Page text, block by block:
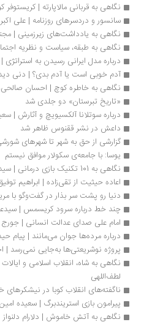
نگاهی به قربانی مالاپارته | کریستوفر کوکر
سانسور و دردسرهای روزنامه | علی اکبر دهخدا
نگاهی به یادداشت‌های زیرزمینی | مجتبا
نگاهی به طبقه، سیاست و نظریه اجتماعی |
درباره مدل ایرانی رسیدن به استراتژی | مهرداد
آدم‌ خوبی است یا آدم بدی؟ | دنی دیدرو
نگاهی به خاطره کوچ | احسان صالحی‌زرند
«تاریخ تبرستان» دو جلدی شد
درباره سوتلانا آلکسيويچ و آثارش | سعید
داعش در نشر ققنوس ظاهر شد
گزارشی از حق به ‌شهر تا شهرهای شورشی |
یوسا: با جامعه‌ی سکولار موافق نیستم
نگاهی به 101 تکنیک بازی درمانی | سیده زهرا حسینی
اعاده حیثیت از تقی‌زاده | ابراهیم توفیق
دنیا رو پشت سر بذار در گفت‌وگو با مریم
چند خط درباره سرود کریسمس | سیدعلی‌اصغر
امام علی صدای عدالت انسانی | جورج جرداق
درباره مرده‌ها جوان می‌مانند | پیام
پروژه نوشریعتی‌ها به‌جایی نمی‌رسد | احمد
لطف‌اللهی
ناگفته‌های انقلاب کوبا در نیشکرهای خونین
پیرامون بازی استریندبرگ | سعیده امین‌زاده
نگاهی به آتش خاموش | دلارام دلنواز